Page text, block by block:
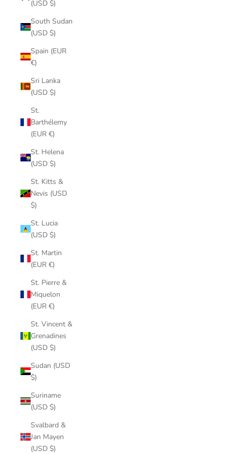
(USD $)
South Sudan
(USD $)
Spain (EUR
€)
Sri Lanka
(USD $)
St.
Barthélemy
(EUR €)
St. Helena
(USD $)
St. Kitts &
Nevis (USD
$)
St. Lucia
(USD $)
St. Martin
(EUR €)
St. Pierre &
Miquelon
(EUR €)
St. Vincent &
Grenadines
(USD $)
Sudan (USD
$)
Suriname
(USD $)
Svalbard &
Jan Mayen
(USD $)